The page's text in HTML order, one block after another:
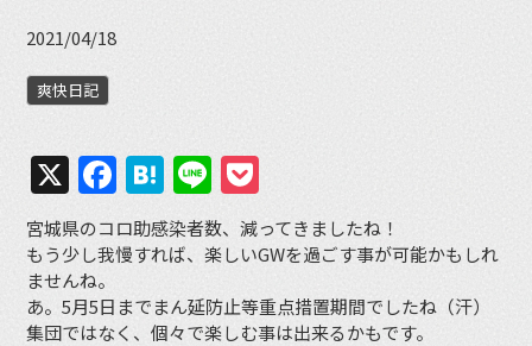
2021/04/18
爽快日記
X Facebook
Hatena
Line
宮城県のコロ助感染者数、減ってきましたね！
もう少し我慢すれば、楽しいGWを過ごす事が可能かもしれ
ませんね。
あ。5月5日までまん延防止等重点措置期間でしたね（汗）
集団ではなく、個々で楽しむ事は出来るかもです。